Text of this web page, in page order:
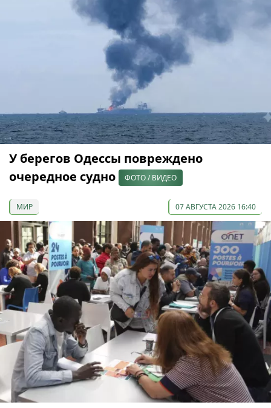
У берегов Одессы повреждено
очередное судно
ФОТО / ВИДЕО
МИР 07 АВГУСТА 2026 16:40